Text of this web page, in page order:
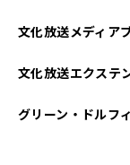
文化放送メディア
文化放送エクステ
グリーン・ドルフ